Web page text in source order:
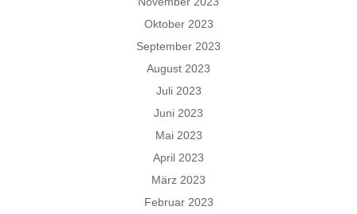
Oktober 2023
September 2023
August 2023
Juli 2023
Juni 2023
Mai 2023
April 2023
März 2023
Februar 2023